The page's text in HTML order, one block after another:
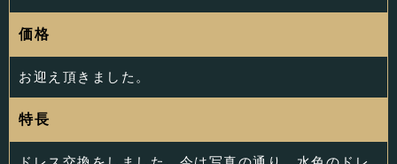
価格
お迎え頂きました。
特長